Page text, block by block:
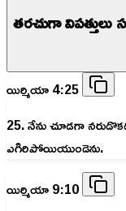
తరచుగా
యిర్మియా 4:25
25. నేను చూడగా
ఎగిరిపోయియుండెను.
యిర్మియా 9:10